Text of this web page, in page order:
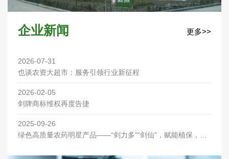
企业新闻 更多>>
2026-07-31
也谈农资大超市：服务引领行业新征程
2026-02-05
剑牌商标维权再度告捷
2025-09-26
绿色高质量农药明星产品——“剑力多”“剑仙”，赋能植保，优